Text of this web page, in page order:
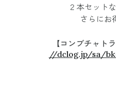
２本セット
さらにお
【コンブチャト
//dclog.jp/sa/